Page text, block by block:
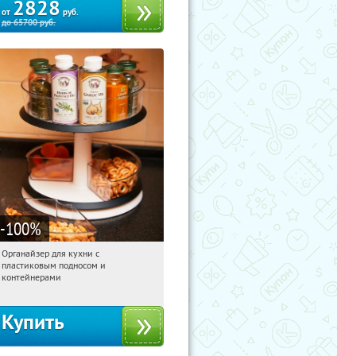
от 2828 руб.
до65700руб.
-100%
18:14:25 Получили:
Россия
Органайзер для кухни с
пластиковым подносом и
контейнерами
Купить